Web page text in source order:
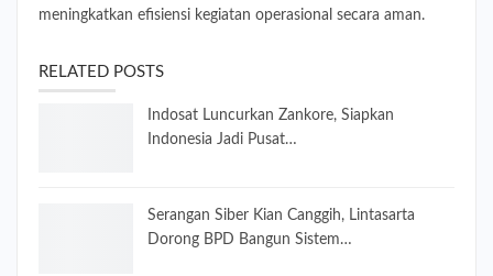
meningkatkan efisiensi kegiatan operasional secara aman.
RELATED POSTS
Indosat Luncurkan Zankore, Siapkan
Indonesia Jadi Pusat…
Serangan Siber Kian Canggih, Lintasarta
Dorong BPD Bangun Sistem…